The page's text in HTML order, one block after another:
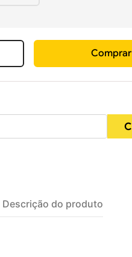
Comprar
Descrição do produto